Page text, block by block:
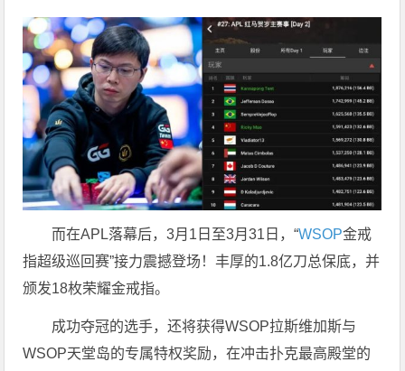
而在APL落幕后，3月1日至3月31日，“WSOP金戒
指超级巡回赛”接力震撼登场！丰厚的1.8亿刀总保底，并
颁发18枚荣耀金戒指。
成功夺冠的选手，还将获得WSOP拉斯维加斯与
WSOP天堂岛的专属特权奖励，在冲击扑克最高殿堂的